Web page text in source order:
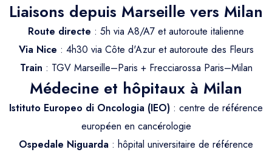
Liaisons depuis Marseille vers Milan
Route directe : 5h via A8/A7 et autoroute italienne
Via Nice : 4h30 via Côte d'Azur et autoroute des Fleurs
Train : TGV Marseille–Paris + Frecciarossa Paris–Milan
Médecine et hôpitaux à Milan
Istituto Europeo di Oncologia (IEO) : centre de référence
européen en cancérologie
Ospedale Niguarda : hôpital universitaire de référence